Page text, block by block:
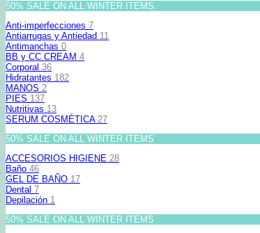
50% SALE ON ALL WINTER ITEMS
Anti-imperfecciones 7
Antiarrugas y Antiedad 11
Antimanchas 0
BB y CC CREAM 4
Corporal 36
Hidratantes 182
MANOS 2
PIES 137
Nutritivas 13
SERUM COSMÉTICA 27
50% SALE ON ALL WINTER ITEMS
ACCESORIOS HIGIENE 28
Baño 46
GEL DE BAÑO 17
Dental 7
Depilación 1
50% SALE ON ALL WINTER ITEMS